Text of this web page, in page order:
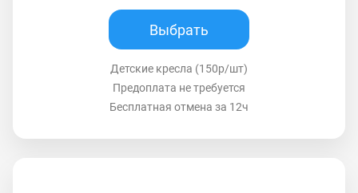
Выбрать
Детские кресла (150р/шт)
Предоплата не требуется
Бесплатная отмена за 12ч